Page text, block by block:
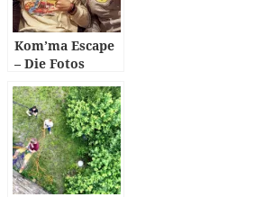
Kom’ma Escape
– Die Fotos